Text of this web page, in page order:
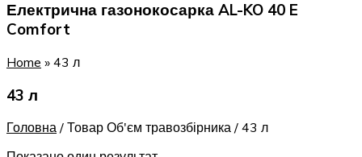
Електрична газонокосарка AL-KO 40 E
Comfort
Home » 43 л
43 л
Головна / Товар Об'єм травозбірника / 43 л